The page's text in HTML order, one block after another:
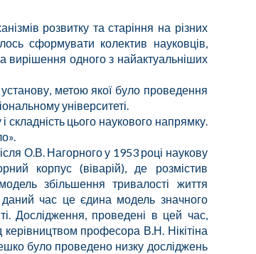
розвитку та старіння на різних
сформувати колектив науковців,
вирішення одного з найактуальніших
метою якої було проведення
університеті.
складність цього наукового напрямку.
О.В. Нагорного у 1953 році наукову
корпус (віварій), де розмістив
збільшення тривалості життя
час це єдина модель значного
Дослідження, проведені в цей час,
професора В.Н. Нікітіна
було проведено низку досліджень